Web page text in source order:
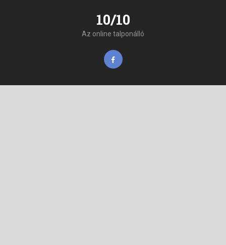
10/10
Az online talponálló